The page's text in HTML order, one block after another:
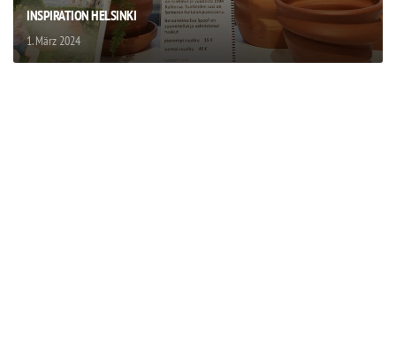
INSPIRATION HELSINKI
1. März 2024